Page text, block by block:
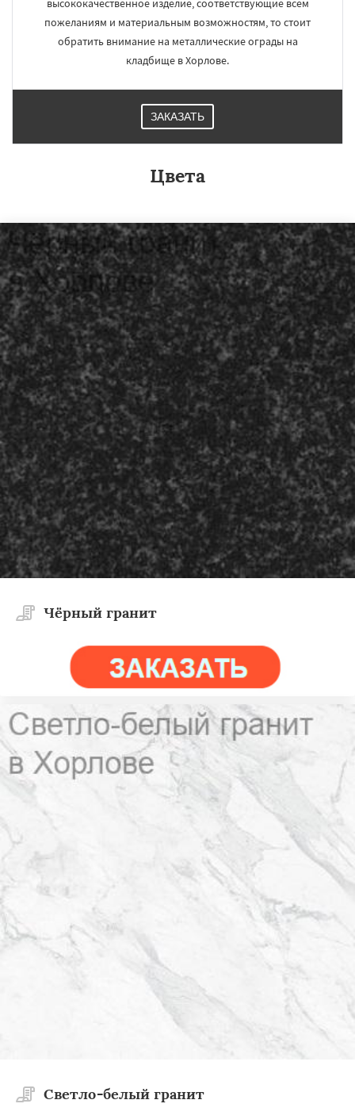
высококачественное изделие, соответствующие всем
пожеланиям и материальным возможностям, то стоит
обратить внимание на металлические ограды на
кладбище в Хорлове.
ЗАКАЗАТЬ
Цвета
Чёрный гранит
Светло-белый гранит